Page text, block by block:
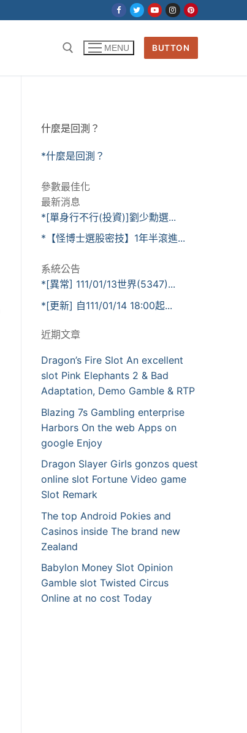
MENU BUTTON
什麼是回測？
*什麼是回測？
參數最佳化
最新消息
*[單身行不行(投資)]劉少勳選...
*【怪博士選股密技】1年半滾進...
系統公告
*[異常] 111/01/13世界(5347)...
*[更新] 自111/01/14 18:00起...
近期文章
Dragon’s Fire Slot An excellent
slot Pink Elephants 2 & Bad
Adaptation, Demo Gamble & RTP
Blazing 7s Gambling enterprise
Harbors On the web Apps on
google Enjoy
Dragon Slayer Girls gonzos quest
online slot Fortune Video game
Slot Remark
The top Android Pokies and
Casinos inside The brand new
Zealand
Babylon Money Slot Opinion
Gamble slot Twisted Circus
Online at no cost Today